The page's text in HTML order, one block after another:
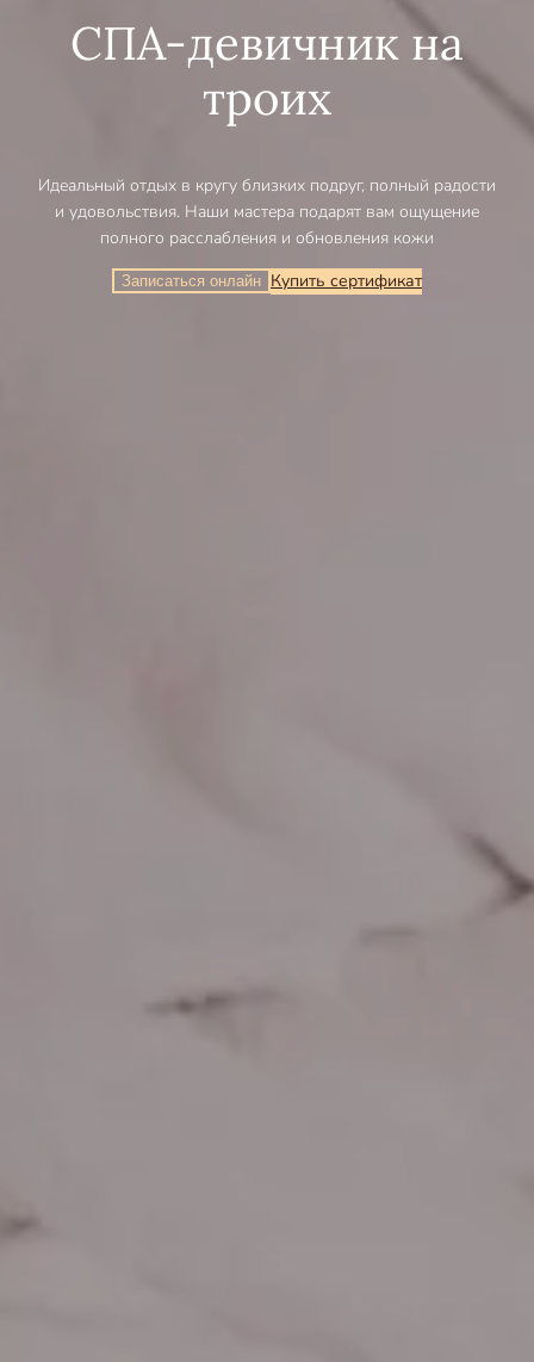
СПА-девичник на
троих
Идеальный отдых в кругу близких подруг, полный радости
и удовольствия. Наши мастера подарят вам ощущение
полного расслабления и обновления кожи
Записаться онлайн Купить сертификат